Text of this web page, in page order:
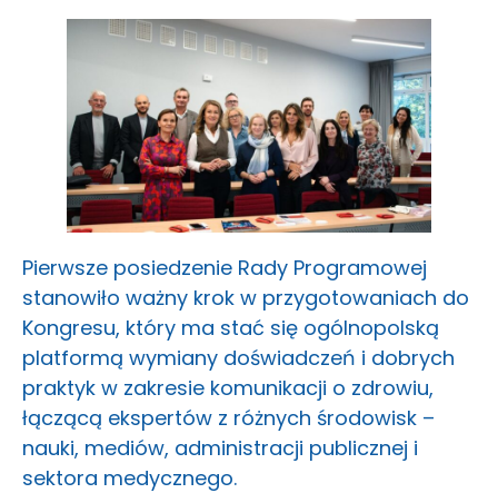
Pierwsze posiedzenie Rady Programowej
stanowiło ważny krok w przygotowaniach do
Kongresu, który ma stać się ogólnopolską
platformą wymiany doświadczeń i dobrych
praktyk w zakresie komunikacji o zdrowiu,
łączącą ekspertów z różnych środowisk –
nauki, mediów, administracji publicznej i
sektora medycznego.